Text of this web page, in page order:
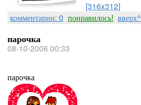
[316x312]
комментарии: 0 понравилось! вверх^
парочка
08-10-2006 00:33
парочка